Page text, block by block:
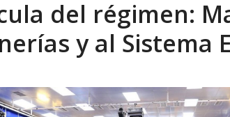
de violación sistemática de derechos
del régimen:
y al Sistema